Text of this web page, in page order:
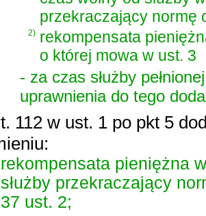
przekraczający normę
2) rekompensata
o której mowa w ust. 3
- za czas służby
uprawnienia do tego
112 w ust. 1 po pkt 5
rekompensata pieniężna
służby przekraczający
37 ust. 2;